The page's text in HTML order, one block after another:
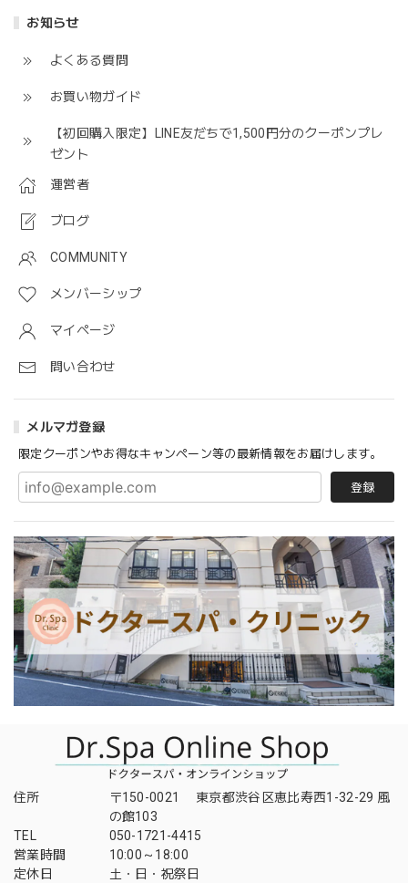
お知らせ
よくある質問
お買い物ガイド
【初回購入限定】LINE友だちで1,500円分のクーポンプレ
ゼント
運営者
ブログ
COMMUNITY
メンバーシップ
マイページ
問い合わせ
メルマガ登録
限定クーポンやお得なキャンペーン等の最新情報をお届けします。
登録
住所
〒150-0021 東京都渋谷区恵比寿西1-32-29 風
の館103
TEL
050-1721-4415
営業時間
10:00～18:00
定休日
土・日・祝祭日